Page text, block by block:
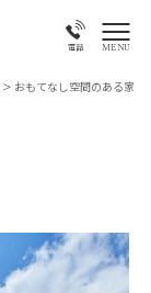
電話 MENU
> おもてなし空間のある家